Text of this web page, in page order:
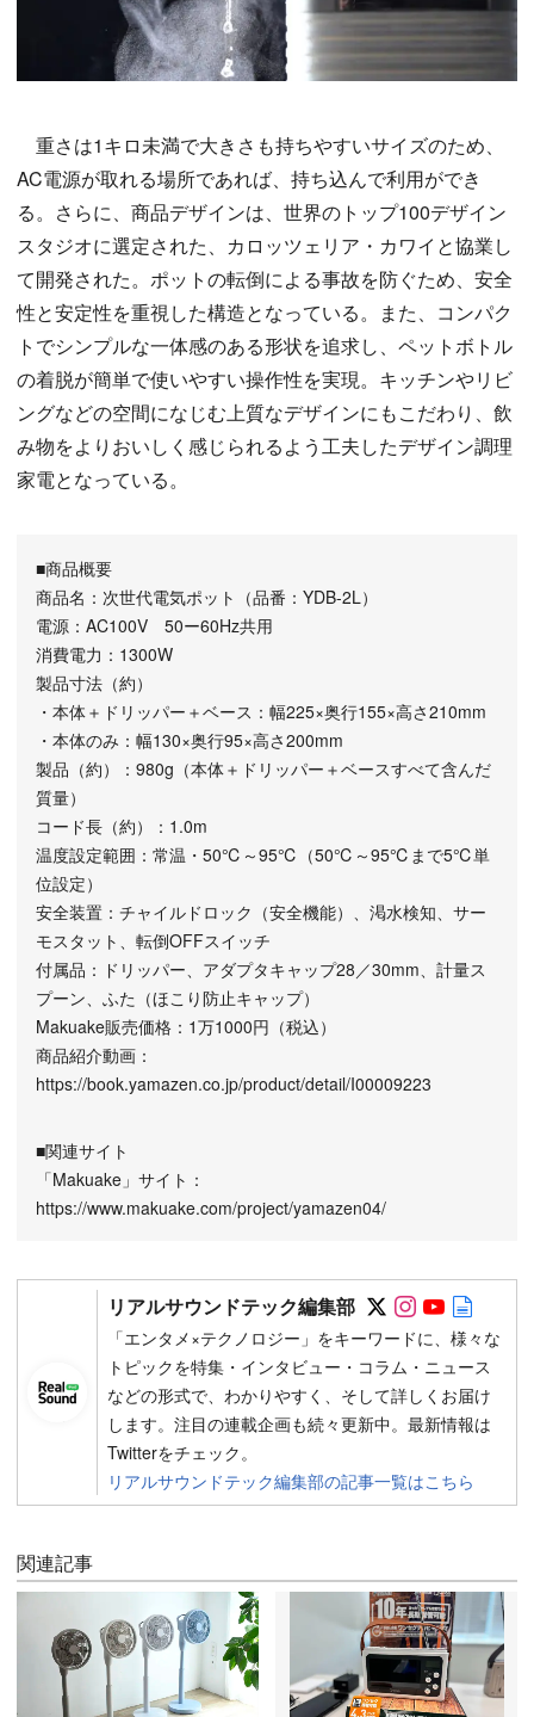
重さは1キロ未満で大きさも持ちやすいサイズのため、
AC電源が取れる場所であれば、持ち込んで利用ができ
る。さらに、商品デザインは、世界のトップ100デザイン
スタジオに選定された、カロッツェリア・カワイと協業し
て開発された。ポットの転倒による事故を防ぐため、安全
性と安定性を重視した構造となっている。また、コンパク
トでシンプルな一体感のある形状を追求し、ペットボトル
の着脱が簡単で使いやすい操作性を実現。キッチンやリビ
ングなどの空間になじむ上質なデザインにもこだわり、飲
み物をよりおいしく感じられるよう工夫したデザイン調理
家電となっている。
■商品概要
商品名：次世代電気ポット（品番：YDB-2L）
電源：AC100V 50ー60Hz共用
消費電力：1300W
製品寸法（約）
・本体＋ドリッパー＋ベース：幅225×奥行155×高さ210mm
・本体のみ：幅130×奥行95×高さ200mm
製品（約）：980g（本体＋ドリッパー＋ベースすべて含んだ
質量）
コード長（約）：1.0m
温度設定範囲：常温・50℃～95℃（50℃～95℃まで5℃単
位設定）
安全装置：チャイルドロック（安全機能）、渇水検知、サー
モスタット、転倒OFFスイッチ
付属品：ドリッパー、アダプタキャップ28／30mm、計量ス
プーン、ふた（ほこり防止キャップ）
Makuake販売価格：1万1000円（税込）
商品紹介動画：
https://book.yamazen.co.jp/product/detail/I00009223
■関連サイト
「Makuake」サイト：
https://www.makuake.com/project/yamazen04/
リアルサウンドテック編集部 Follow on
Follow on
Follow
「エンタメ×テクノロジー」をキーワードに、様々な
トピックを特集・インタビュー・コラム・ニュース
などの形式で、わかりやすく、そして詳しくお届け
します。注目の連載企画も続々更新中。最新情報は
Twitterをチェック。
リアルサウンドテック編集部の記事一覧はこちら
関連記事